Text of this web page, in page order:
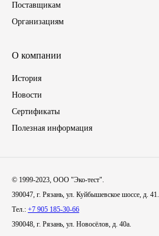
КРАЗ
ММЗ
ЛИАЗ
МТЗ
УРАЛ
Фильтры
Поставщикам
Организациям
О компании
История
Новости
Сертификаты
Полезная информация
© 1999-2023, ООО "Эко-тест".
390047, г. Рязань, ул. Куйбышевское шоссе, д. 41.
Тел.: +7 905 185-30-66
390048, г. Рязань, ул. Новосёлов, д. 40а.